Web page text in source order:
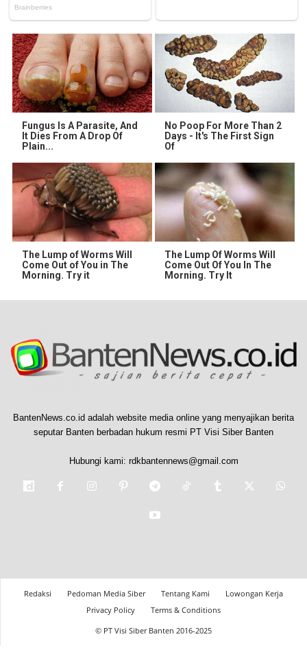
Fungus Is A Parasite, And
It Dies From A Drop Of
Plain...
No Poop For More Than 2
Days - It's The First Sign
Of
The Lump of Worms Will
Come Out of You in The
Morning. Try it
The Lump Of Worms Will
Come Out Of You In The
Morning. Try It
BantenNews.co.id adalah website media online yang menyajikan berita
seputar Banten berbadan hukum resmi PT Visi Siber Banten
Hubungi kami: rdkbantennews@gmail.com
Redaksi Pedoman Media Siber Tentang Kami
Lowongan Kerja
Privacy Policy
Terms & Conditions
© PT Visi Siber Banten 2016-2025